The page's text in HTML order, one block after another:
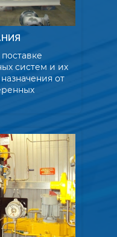
систем и их
от